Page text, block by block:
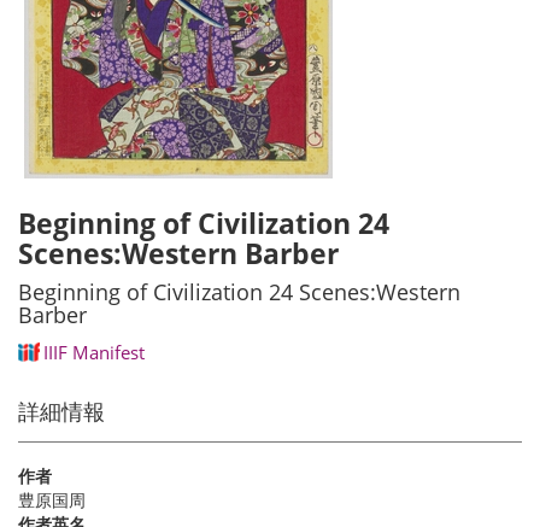
Beginning of Civilization 24
Scenes:Western Barber
Beginning of Civilization 24 Scenes:Western
Barber
IIIF Manifest
詳細情報
作者
豊原国周